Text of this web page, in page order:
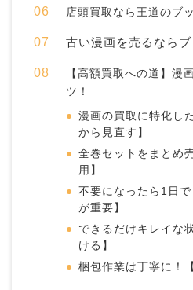
店頭買取なら王道のブ
古い漫画を売るなら
【高額買取への道】漫
ツ！
漫画の買取に特化し
から見直す】
全巻セットをまとめ
用】
不要になったら1日
が重要】
できるだけキレイな
ける】
梱包作業は丁寧に！